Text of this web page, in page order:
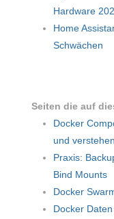
Hardware
Home
Schwächen
Seiten die auf
Docker
und verstehen
Praxis:
Bind Mounts
Docker
Docker